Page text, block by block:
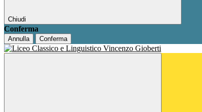
Chiudi
Conferma
Annulla Conferma